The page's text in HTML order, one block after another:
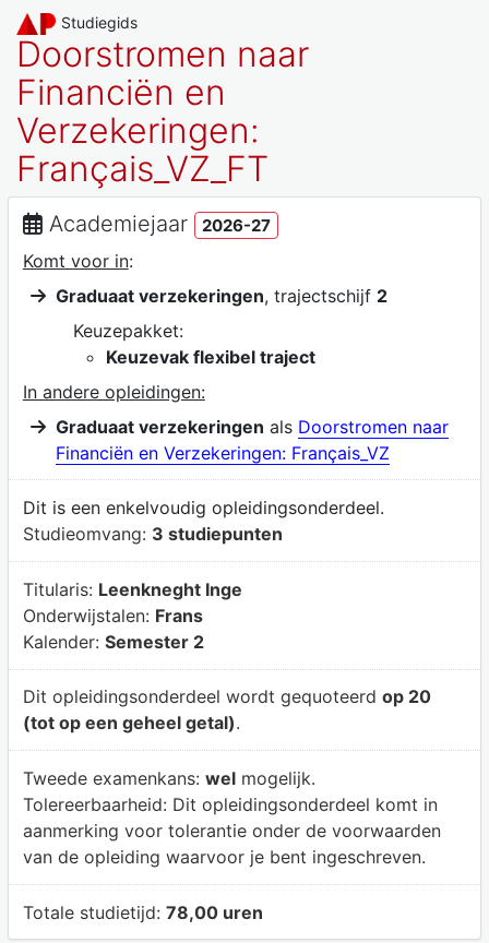
Studiegids
Doorstromen naar
Financiën en
Verzekeringen:
Français_VZ_FT
Academiejaar 2026-27
Komt voor in:
Graduaat verzekeringen, trajectschijf 2
Keuzepakket:
Keuzevak flexibel traject
In andere opleidingen:
Graduaat verzekeringen als Doorstromen naar
Financiën en Verzekeringen: Français_VZ
Dit is een enkelvoudig opleidingsonderdeel.
Studieomvang: 3 studiepunten
Titularis: Leenkneght Inge
Onderwijstalen: Frans
Kalender: Semester 2
Dit opleidingsonderdeel wordt gequoteerd op 20
(tot op een geheel getal).
Tweede examenkans: welmogelijk.
Tolereerbaarheid: Dit opleidingsonderdeel komt in
aanmerking voor tolerantie onder de voorwaarden
van de opleiding waarvoor je bent ingeschreven.
Totale studietijd: 78,00 uren